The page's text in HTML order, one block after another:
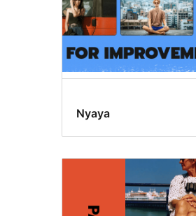
Nyaya